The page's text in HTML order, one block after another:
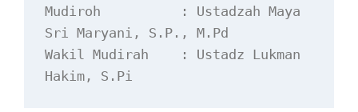
Mudiroh          : Ustadzah Maya
Sri Maryani, S.P., M.Pd
Wakil Mudirah    : Ustadz Lukman
Hakim, S.Pi